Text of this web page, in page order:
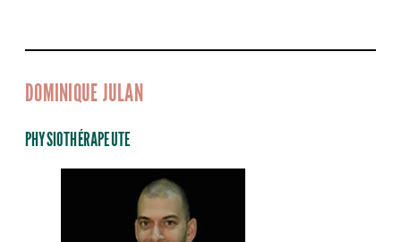
DOMINIQUE JULAN
PHYSIOTHÉRAPEUTE